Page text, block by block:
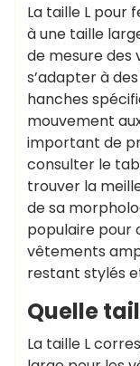
La taille L pour
à une taille
de mesure des
s’adapter à
hanches
mouvement
important de
consulter le
trouver la
de sa
populaire pour
vêtements
restant stylés
Quelle
La taille L